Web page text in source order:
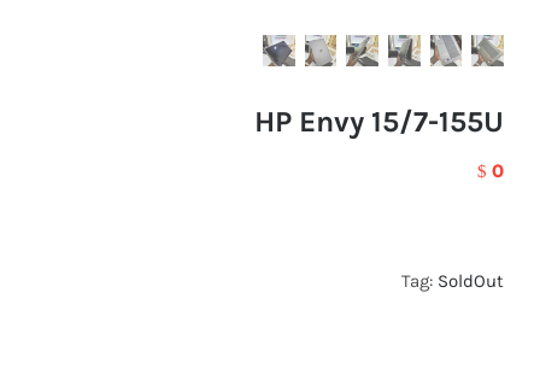
HP Envy 15/7-155U
$ 0
Tag: SoldOut